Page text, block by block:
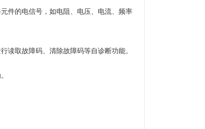
件的电信号，如电阻、电压、电流、频率
读取故障码、清除故障码等自诊断功能。